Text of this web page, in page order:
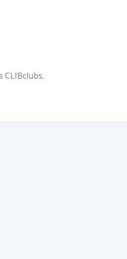
CLIBclubs.